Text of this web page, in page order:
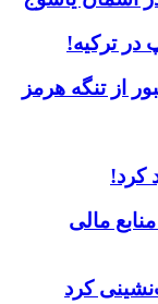
در ترکیه!
از تنگه هرمز
کرد!
مالی